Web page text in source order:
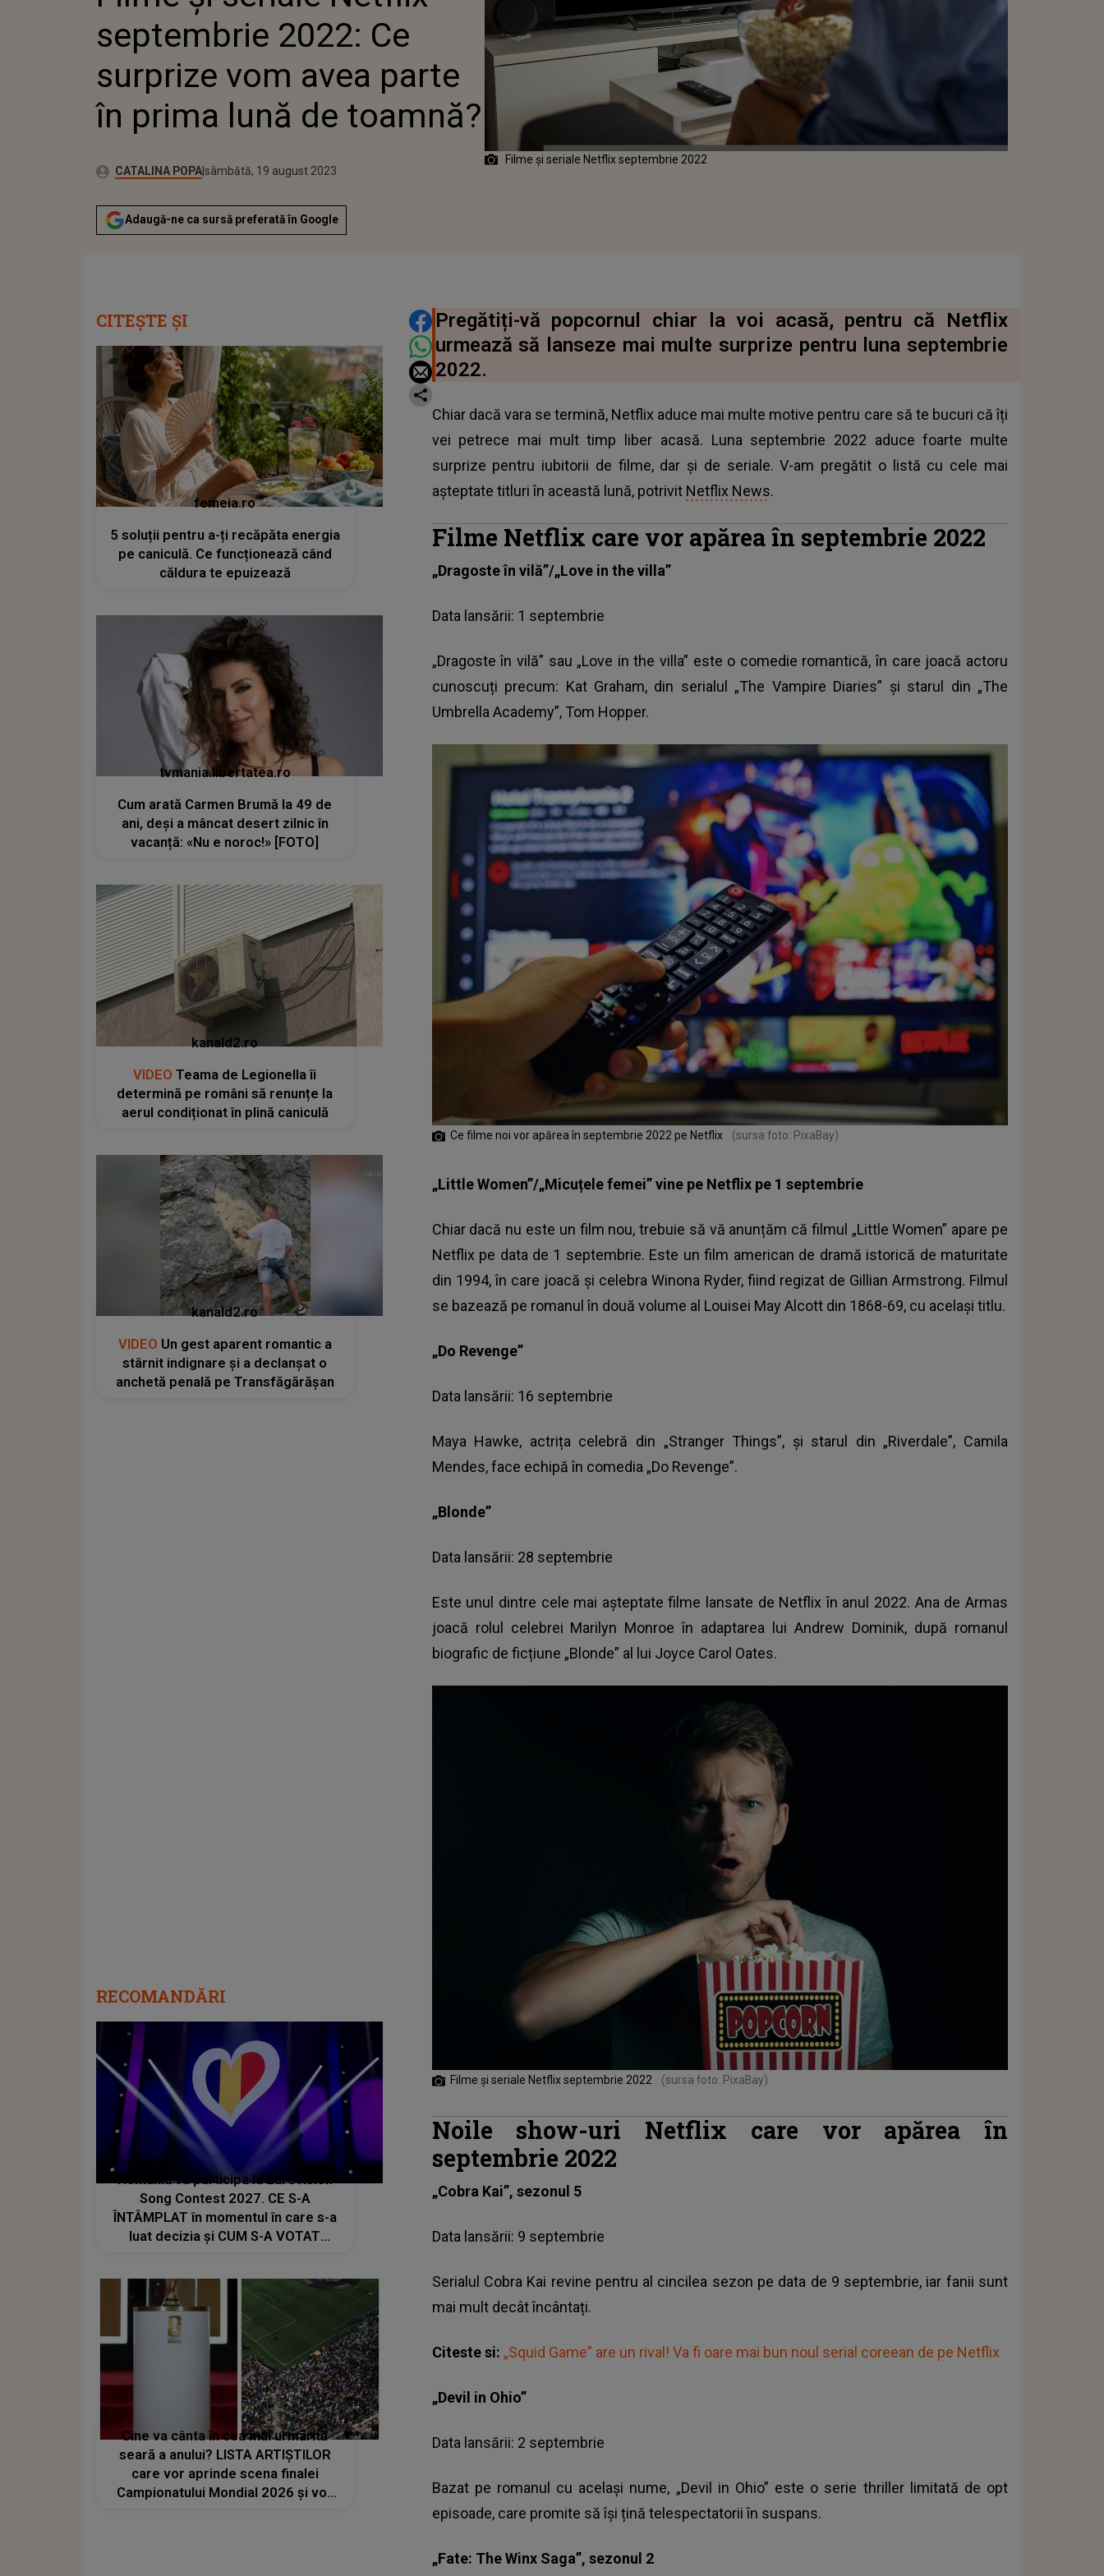
TOAMNĂ?
septembrie 2022: Ce
surprize vom avea parte
în prima lună de toamnă?
Autor:CATALINA POPAPublicat:
vineri, 19 august 2022
Actualizat:
sâmbătă, 19 august 2023
Adaugă-ne ca sursă preferată în Google
Filme și seriale Netflix septembrie 2022
DISTRIBUIE ARTICOLUL
Pregătiți-vă popcornul chiar la voi acasă, pentru că Netflix
urmează să lanseze mai multe surprize pentru luna septembrie
2022.
Chiar dacă vara se termină, Netflix aduce mai multe motive pentru care să te bucuri că îți
vei petrece mai mult timp liber acasă. Luna septembrie 2022 aduce foarte multe
surprize pentru iubitorii de filme, dar și de seriale. V-am pregătit o listă cu cele mai
așteptate titluri în această lună, potrivit Netflix News.
Filme Netflix care vor apărea în septembrie 2022
„Dragoste în vilă”/„Love in the villa”
Data lansării: 1 septembrie
„Dragoste în vilă” sau „Love in the villa” este o comedie romantică, în care joacă actoru
cunoscuți precum: Kat Graham, din serialul „The Vampire Diaries” și starul din „The
Umbrella Academy”, Tom Hopper.
Ce filme noi vor apărea în septembrie 2022 pe Netflix (sursa foto: PixaBay)
„Little Women”/„Micuțele femei” vine pe Netflix pe 1 septembrie
Chiar dacă nu este un film nou, trebuie să vă anunțăm că filmul „Little Women” apare pe
Netflix pe data de 1 septembrie. Este un film american de dramă istorică de maturitate
din 1994, în care joacă și celebra Winona Ryder, fiind regizat de Gillian Armstrong. Filmul
se bazează pe romanul în două volume al Louisei May Alcott din 1868-69, cu același titlu.
„Do Revenge”
Data lansării: 16 septembrie
Maya Hawke, actrița celebră din „Stranger Things”, și starul din „Riverdale”, Camila
Mendes, face echipă în comedia „Do Revenge”.
„Blonde”
Data lansării: 28 septembrie
Este unul dintre cele mai așteptate filme lansate de Netflix în anul 2022. Ana de Armas
joacă rolul celebrei Marilyn Monroe în adaptarea lui Andrew Dominik, după romanul
biografic de ficțiune „Blonde” al lui Joyce Carol Oates.
Filme și seriale Netflix septembrie 2022 (sursa foto: PixaBay)
Noile show-uri Netflix care vor apărea în
septembrie 2022
„Cobra Kai”, sezonul 5
Data lansării: 9 septembrie
Serialul Cobra Kai revine pentru al cincilea sezon pe data de 9 septembrie, iar fanii sunt
mai mult decât încântați.
Citeste si: „Squid Game” are un rival! Va fi oare mai bun noul serial coreean de pe Netflix
„Devil in Ohio”
Data lansării: 2 septembrie
Bazat pe romanul cu același nume, „Devil in Ohio” este o serie thriller limitată de opt
episoade, care promite să își țină telespectatorii în suspans.
„Fate: The Winx Saga”, sezonul 2
CITEȘTE ȘI
femeia.ro
5 soluții pentru a-ți recăpăta energia
pe caniculă. Ce funcționează când
căldura te epuizează
tvmania.libertatea.ro
Cum arată Carmen Brumă la 49 de
ani, deși a mâncat desert zilnic în
vacanță: «Nu e noroc!» [FOTO]
kanald2.ro
VIDEO Teama de Legionella îi
determină pe români să renunțe la
aerul condiționat în plină caniculă
kanald2.ro
VIDEO Un gest aparent romantic a
stârnit indignare și a declanșat o
anchetă penală pe Transfăgărășan
RECOMANDĂRI
România va participa la Eurovision
Song Contest 2027. CE S-A
ÎNTÂMPLAT în momentul în care s-a
luat decizia și CUM S-A VOTAT
Cine va cânta în cea mai urmărită
seară a anului? LISTA ARTIȘTILOR
care vor aprinde scena finalei
Campionatului Mondial 2026 și vor